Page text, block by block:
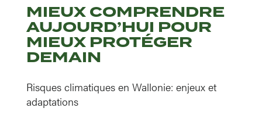
MIEUX COMPRENDRE
AUJOURD’HUI POUR
MIEUX PROTÉGER
DEMAIN
Risques climatiques en Wallonie: enjeux et
adaptations